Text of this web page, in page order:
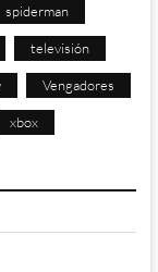
spiderman
televisión
Vengadores
xbox